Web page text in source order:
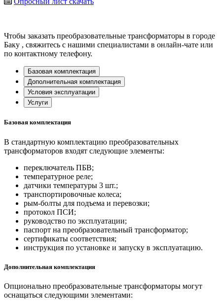
Чтобы заказать преобразовательные трансформаторы в городе
Баку , свяжитесь с нашими специалистами в онлайн-чате или
по контактному телефону.
Базовая комплектация
Дополнительная комплектация
Условия эксплуатации
Услуги
Базовая комплектация
В стандартную комплектацию преобразовательных
трансформаторов входят следующие элементы:
переключатель ПБВ;
температурное реле;
датчики температуры 3 шт.;
транспортировочные колеса;
рым-болты для подъема и перевозки;
протокол ПСИ;
руководство по эксплуатации;
паспорт на преобразовательный трансформатор;
сертификаты соответствия;
инструкция по установке и запуску в эксплуатацию.
Дополнительная комплектация
Опционально преобразовательные трансформаторы могут
оснащаться следующими элементами: